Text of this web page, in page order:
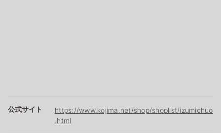
公式サイト
https://www.kojima.net/shop/shoplist/izumichuo
.html